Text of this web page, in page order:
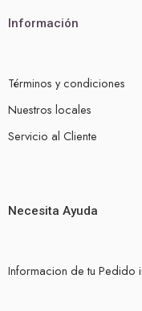
Información
Términos y condiciones
Nuestros locales
Servicio al Cliente
Necesita Ayuda
Informacion de tu Pedido